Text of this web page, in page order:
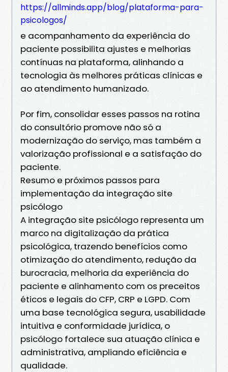
https://allminds.app/blog/plataforma-para-
psicologos/
e acompanhamento da experiência do
paciente possibilita ajustes e melhorias
contínuas na plataforma, alinhando a
tecnologia às melhores práticas clínicas e
ao atendimento humanizado.
Por fim, consolidar esses passos na rotina
do consultório promove não só a
modernização do serviço, mas também a
valorização profissional e a satisfação do
paciente.
Resumo e próximos passos para
implementação da integração site
psicólogo
A integração site psicólogo representa um
marco na digitalização da prática
psicológica, trazendo benefícios como
otimização do atendimento, redução da
burocracia, melhoria da experiência do
paciente e alinhamento com os preceitos
éticos e legais do CFP, CRP e LGPD. Com
uma base tecnológica segura, usabilidade
intuitiva e conformidade jurídica, o
psicólogo fortalece sua atuação clínica e
administrativa, ampliando eficiência e
qualidade.